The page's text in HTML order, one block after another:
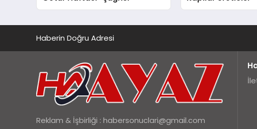
Haberin Doğru Adresi
Reklam & İşbirliği : habersonuclari@gmail.com